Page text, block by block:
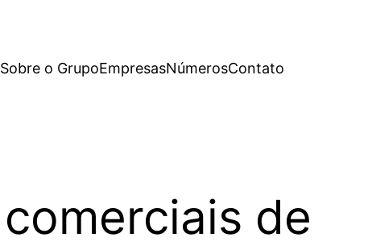
Sobre o GrupoEmpresasNúmerosContato
de